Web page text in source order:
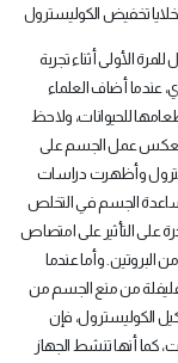
تخفيض الكوليسترول
الأولى أثناء تجربة
عندما أضاف العلماء
للحيوانات، ولاحظ
العكس عمل الجسم على
وأظهرت دراسات
الجسم في التخلص
على التأثير على امتصاص
وأما عندما
من منع الجسم من
الكوليسترول، فإن
كما أنها تنشط الجهاز